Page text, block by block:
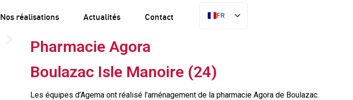
Nos réalisations Actualités Contact
FR
EN
Pharmacie Agora
Boulazac Isle Manoire (24)
Les équipes d’Agema ont réalisé l’aménagement de la pharmacie Agora de Boulazac.